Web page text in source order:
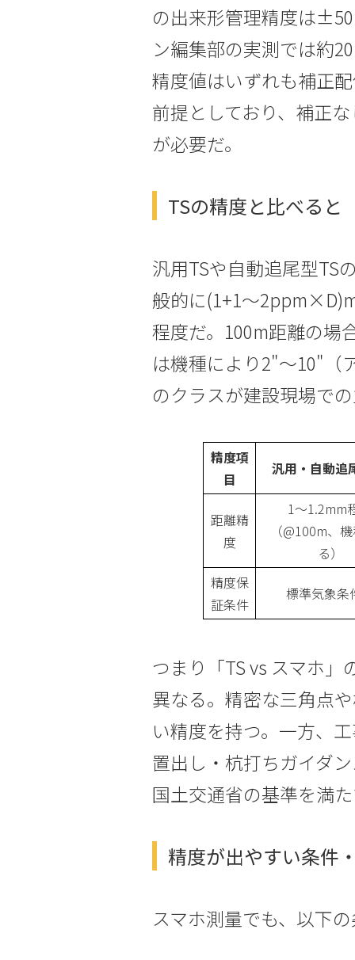
の出来形管理精度は
ン編集部の実測では約
精度値はいずれも補正
前提としており、補正
が必要だ。
TSの精度と比べると
汎用TSや自動追尾型TS
般的に(1+1〜
程度だ。100m距離の場
は機種により2"〜10"（
のクラスが建設現場で
精度項
目
汎用・自動追
距離精
度
1〜1.2mm
（@100m、
る）
精度保
証条件
標準気象条
つまり「TS vs スマホ
異なる。精密な三角点
い精度を持つ。一方、
置出し・杭打ちガイダ
国土交通省の基準を満
精度が出やすい条件
スマホ測量でも、以下